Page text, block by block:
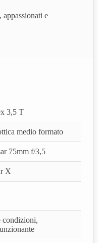
e
3,5 T
medio formato
75mm f/3,5
X
condizioni,